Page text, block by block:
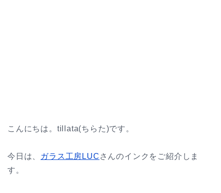
こんにちは。tillata(ちらた)です。
今日は、 ガラス工房LUC さんのインクをご紹介しま
す。